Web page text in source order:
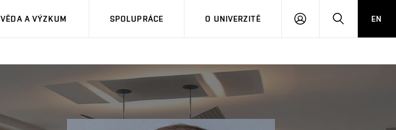
VĚDA A VÝZKUM SPOLUPRÁCE O UNIVERZITĚ
PŘIHLÁSIT HLEDATEN